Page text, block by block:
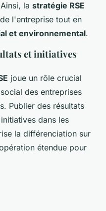
la stratégie RSE
l'entreprise tout en
et environnemental.
et initiatives
joue un rôle crucial
des entreprises
Publier des résultats
dans les
la différenciation sur
étendue pour